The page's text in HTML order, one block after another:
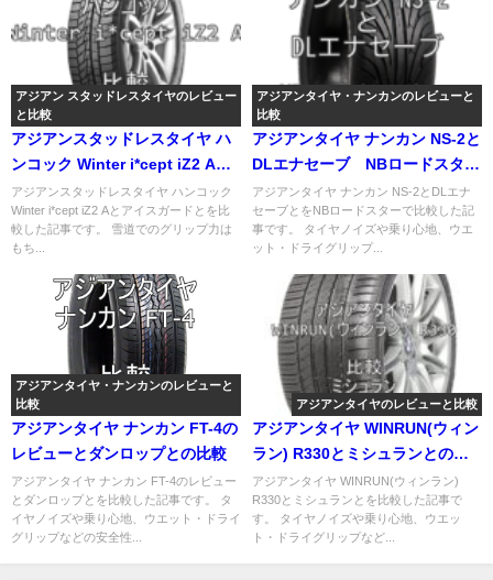
アジアン スタッドレスタイヤのレビュー
と比較
アジアンスタッドレスタイヤ ハ
ンコック Winter i*cept iZ2 Aと
アイスガードとの比較
アジアンスタッドレスタイヤ ハンコック
Winter i*cept iZ2 Aとアイスガードとを比
較した記事です。 雪道でのグリップ力は
もち...
アジアンタイヤ・ナンカンのレビューと
比較
アジアンタイヤ ナンカン NS-2と
DLエナセーブ NBロードスター
で比較
アジアンタイヤ ナンカン NS-2とDLエナ
セーブとをNBロードスターで比較した記
事です。 タイヤノイズや乗り心地、ウエ
ット・ドライグリップ...
アジアンタイヤ・ナンカンのレビューと
比較
アジアンタイヤ ナンカン FT-4の
レビューとダンロップとの比較
アジアンタイヤ ナンカン FT-4のレビュー
とダンロップとを比較した記事です。 タ
イヤノイズや乗り心地、ウエット・ドライ
グリップなどの安全性...
アジアンタイヤのレビューと比較
アジアンタイヤ WINRUN(ウィン
ラン) R330とミシュランとの比
較
アジアンタイヤ WINRUN(ウィンラン)
R330とミシュランとを比較した記事で
す。 タイヤノイズや乗り心地、ウエッ
ト・ドライグリップなど...